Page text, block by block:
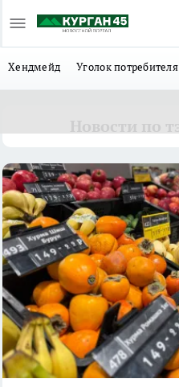
Хендмейд Уголок потребителя